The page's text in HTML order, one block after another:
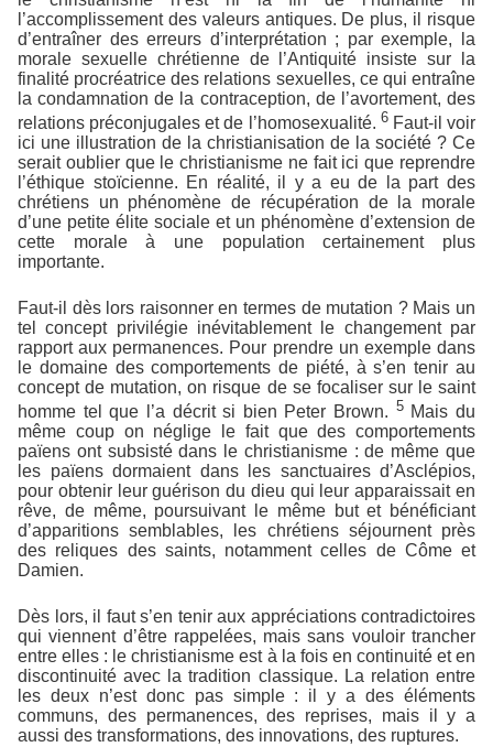
l’accomplissement des valeurs antiques. De plus, il risque
d’entraîner des erreurs d’interprétation ; par exemple, la
morale sexuelle chrétienne de l’Antiquité insiste sur la
finalité procréatrice des relations sexuelles, ce qui entraîne
la condamnation de la contraception, de l’avortement, des
relations préconjugales et de l’homosexualité. 6Faut-il voir
ici une illustration de la christianisation de la société ? Ce
serait oublier que le christianisme ne fait ici que reprendre
l’éthique stoïcienne. En réalité, il y a eu de la part des
chrétiens un phénomène de récupération de la morale
d’une petite élite sociale et un phénomène d’extension de
cette morale à une population certainement plus
importante.
Faut-il dès lors raisonner en termes de mutation ? Mais un
tel concept privilégie inévitablement le changement par
rapport aux permanences. Pour prendre un exemple dans
le domaine des comportements de piété, à s’en tenir au
concept de mutation, on risque de se focaliser sur le saint
homme tel que l’a décrit si bien Peter Brown. 5Mais du
même coup on néglige le fait que des comportements
païens ont subsisté dans le christianisme : de même que
les païens dormaient dans les sanctuaires d’Asclépios,
pour obtenir leur guérison du dieu qui leur apparaissait en
rêve, de même, poursuivant le même but et bénéficiant
d’apparitions semblables, les chrétiens séjournent près
des reliques des saints, notamment celles de Côme et
Damien.
Dès lors, il faut s’en tenir aux appréciations contradictoires
qui viennent d’être rappelées, mais sans vouloir trancher
entre elles : le christianisme est à la fois en continuité et en
discontinuité avec la tradition classique. La relation entre
les deux n’est donc pas simple : il y a des éléments
communs, des permanences, des reprises, mais il y a
aussi des transformations, des innovations, des ruptures.